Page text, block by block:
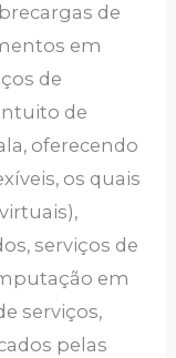
de
em
de
de
oferecendo
os quais
serviços de
em
serviços,
pelas